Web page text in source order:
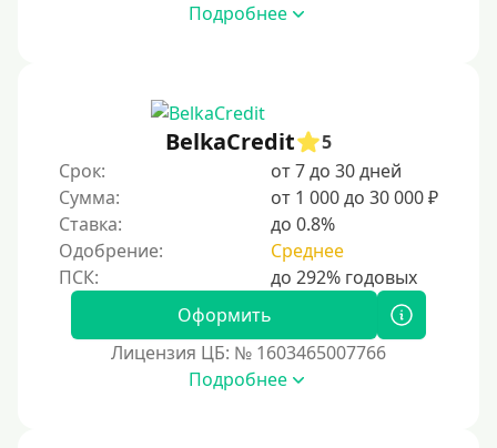
Подробнее
BelkaCredit
5
Срок:
от 7 до 30 дней
Сумма:
от 1 000 до 30 000 ₽
Ставка:
до 0.8%
Одобрение:
Среднее
Оформить
Лицензия ЦБ: № 1603465007766
Подробнее